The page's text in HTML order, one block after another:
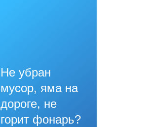
Не убран
мусор, яма на
дороге, не
горит фонарь?